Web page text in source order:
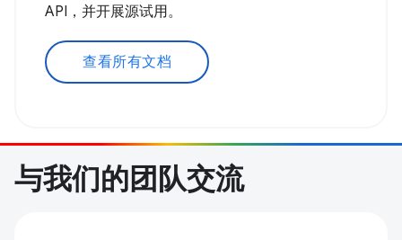
API，并开展源试用。
查看所有文档
与我们的团队交流